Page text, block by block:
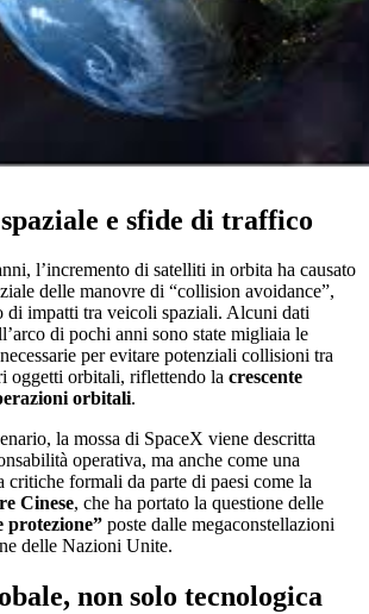
e sfide di traffico
l’incremento di satelliti in orbita ha causato
delle manovre di “collision avoidance”,
di impatti tra veicoli spaziali. Alcuni dati
di pochi anni sono state migliaia le
per evitare potenziali collisioni tra
oggetti orbitali, riflettendo la crescente
orbitali.
la mossa di SpaceX viene descritta
operativa, ma anche come una
critiche formali da parte di paesi come la
Cinese, che ha portato la questione delle
protezione” poste dalle megaconstellazioni
delle Nazioni Unite.
non solo tecnologica